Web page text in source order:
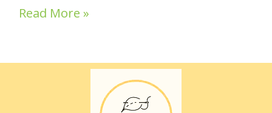
Read More »